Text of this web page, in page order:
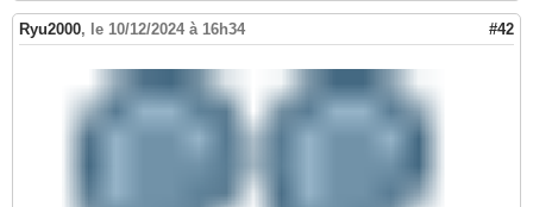
Ryu2000, le 10/12/2024 à 16h34 #42